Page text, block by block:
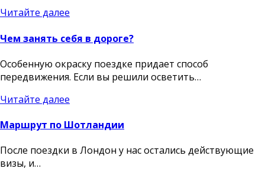
Читайте далее
Чем занять себя в дороге?
Особенную окраску поездке придает способ
передвижения. Если вы решили осветить…
Читайте далее
Маршрут по Шотландии
После поездки в Лондон у нас остались действующие
визы, и…